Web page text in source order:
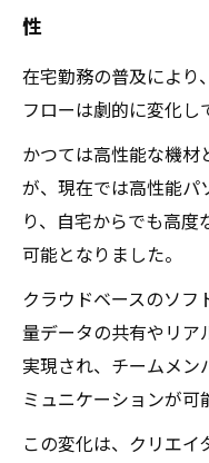
性
在宅勤務の普及により
フローは劇的に変化し
かつては高性能な機
が、現在では高性能パ
り、自宅からでも高
可能となりました。
クラウドベースのソフ
量データの共有やリア
実現され、チームメン
ミュニケーションが可
この変化は、クリエ